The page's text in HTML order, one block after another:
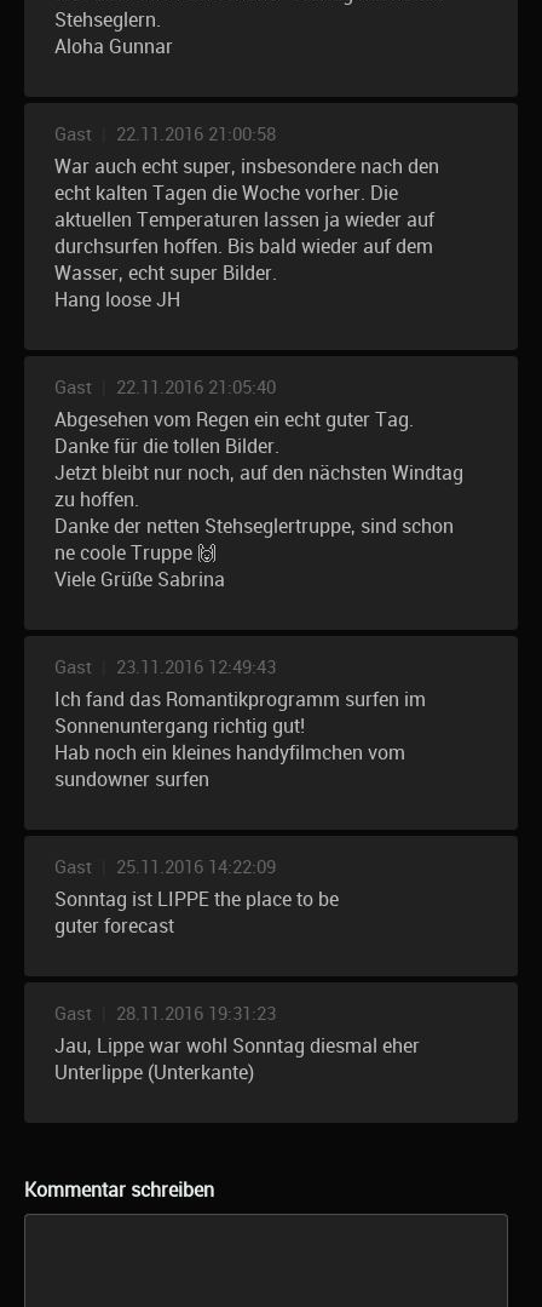
Stehseglern.
Aloha Gunnar
Gast 22.11.2016 21:00:58
War auch echt super, insbesondere nach den
echt kalten Tagen die Woche vorher. Die
aktuellen Temperaturen lassen ja wieder auf
durchsurfen hoffen. Bis bald wieder auf dem
Wasser, echt super Bilder.
Hang loose JH
Gast 22.11.2016 21:05:40
Abgesehen vom Regen ein echt guter Tag.
Danke für die tollen Bilder.
Jetzt bleibt nur noch, auf den nächsten Windtag
zu hoffen.
Danke der netten Stehseglertruppe, sind schon
ne coole Truppe 🙌
Viele Grüße Sabrina
Gast 23.11.2016 12:49:43
Ich fand das Romantikprogramm surfen im
Sonnenuntergang richtig gut!
Hab noch ein kleines handyfilmchen vom
sundowner surfen
Gast 25.11.2016 14:22:09
Sonntag ist LIPPE the place to be
guter forecast
Gast 28.11.2016 19:31:23
Jau, Lippe war wohl Sonntag diesmal eher
Unterlippe (Unterkante)
Kommentar schreiben